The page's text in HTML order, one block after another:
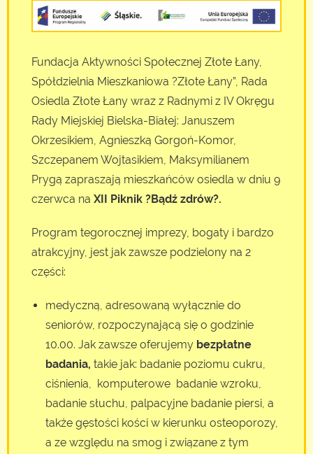
Fundacja Aktywności Społecznej Złote Łany,
Spółdzielnia Mieszkaniowa ?Złote Łany”, Rada
Osiedla Złote Łany wraz z Radnymi z IV Okręgu
Rady Miejskiej Bielska-Białej: Januszem
Okrzesikiem, Agnieszką Gorgoń-Komor,
Szczepanem Wojtasikiem, Maksymilianem
Prygą zapraszają mieszkańców osiedla w dniu 9
czerwca na XII Piknik ?Bądź zdrów?.
Program tegorocznej imprezy, bogaty i bardzo
atrakcyjny, jest jak zawsze podzielony na 2
części:
medyczną, adresowaną wyłącznie do
seniorów, rozpoczynającą się o godzinie
10.00. Jak zawsze oferujemy bezpłatne
badania, takie jak: badanie poziomu cukru,
ciśnienia, komputerowe badanie wzroku,
badanie słuchu, palpacyjne badanie piersi, a
także gęstości kości w kierunku osteoporozy,
a ze względu na smog i związane z tym